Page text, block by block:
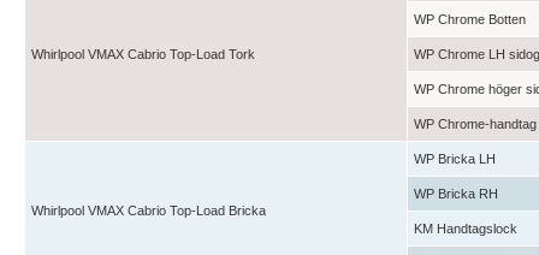
Whirlpool VMAX Cabrio Top-Load Tork
WP Chrome Botten
WP Chrome LH
WP Chrome höger
WP Chrome-handtag
Whirlpool VMAX Cabrio Top-Load Bricka
WP Bricka LH
WP Bricka RH
KM Handtagslock